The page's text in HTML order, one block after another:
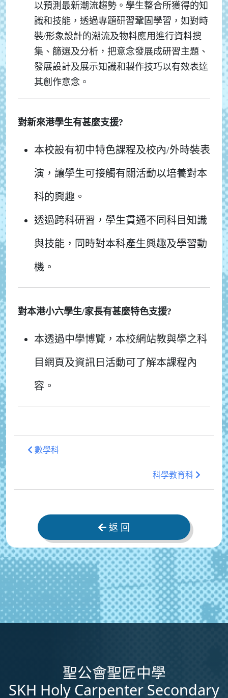
以預測最新潮流趨勢。學生整合所獲得的知
識和技能，透過專題研習鞏固學習，如對時
裝/形象設計的潮流及物料應用進行資料搜
集、篩選及分析，把意念發展成研習主題、
發展設計及展示知識和製作技巧以有效表達
其創作意念。
對新來港學生有甚麼支援?
本校設有初中特色課程及校內/外時裝表
演，讓學生可接觸有關活動以培養對本
科的興趣。
透過跨科研習，學生貫通不同科目知識
與技能，同時對本科產生興趣及學習動
機。
對本港小六學生/家長有甚麼特色支援?
本透過中學博覽，本校網站教與學之科
目網頁及資訊日活動可了解本課程內
容。
數學科
科學教育科
返 回
聖公會聖匠中學
SKH Holy Carpenter Secondary